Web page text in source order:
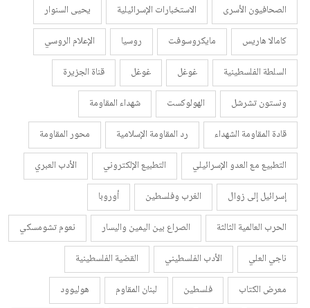
الصحافيون الأسرى الاستخبارات الإسرائيلية
يحيى السنوار
كامالا هاريس
مايكروسوفت روسيا
الإعلام الروسي
السلطة الفلسطينية
غوغل غوغل
قناة الجزيرة
ونستون تشرشل
الهولوكست
شهداء المقاومة
قادة المقاومة الشهداء
رد المقاومة الإسلامية
محور المقاومة
التطبيع مع العدو الإسرائيلي
التطبيع الإلكتروني
الأدب العبري
إسرائيل إلى زوال
الغرب وفلسطين
أوروبا
الحرب العالمية الثالثة
الصراع بين اليمين واليسار
نعوم تشومسكي
ناجي العلي
الأدب الفلسطيني
القضية الفلسطينية
معرض الكتاب
فلسطين لبنان المقاوم
هوليوود